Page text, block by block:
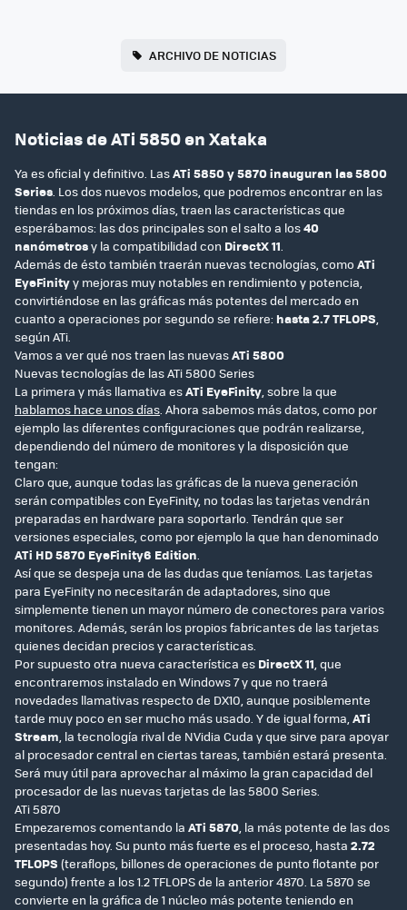
ARCHIVO DE NOTICIAS
Noticias de ATi 5850 en Xataka
Ya es oficial y definitivo. LasATi 5850 y 5870 inauguran las 5800
Series. Los dos nuevos modelos, que podremos encontrar en las
tiendas en los próximos días, traen las características que
esperábamos: las dos principales son el salto a los40
nanómetrosy la compatibilidad con DirectX 11.
Además de ésto también traerán nuevas tecnologías, como ATi
EyeFinityy mejoras muy notables en rendimiento y potencia,
convirtiéndose en las gráficas más potentes del mercado en
cuanto a operaciones por segundo se refiere: hasta 2.7 TFLOPS,
según ATi.
Vamos a ver qué nos traen las nuevasATi 5800
Nuevas tecnologías de las ATi 5800 Series
La primera y más llamativa esATi EyeFinity, sobre la que
hablamos hace unos días. Ahora sabemos más datos, como por
ejemplo las diferentes configuraciones que podrán realizarse,
dependiendo del número de monitores y la disposición que
tengan:
Claro que, aunque todas las gráficas de la nueva generación
serán compatibles con EyeFinity, no todas las tarjetas vendrán
preparadas en hardware para soportarlo. Tendrán que ser
versiones especiales, como por ejemplo la que han denominado
ATi HD 5870 EyeFinity6 Edition.
Así que se despeja una de las dudas que teníamos. Las tarjetas
para EyeFinity no necesitarán de adaptadores, sino que
simplemente tienen un mayor número de conectores para varios
monitores. Además, serán los propios fabricantes de las tarjetas
quienes decidan precios y características.
Por supuesto otra nueva característica es DirectX 11, que
encontraremos instalado en Windows 7 y que no traerá
novedades llamativas respecto de DX10, aunque posiblemente
tarde muy poco en ser mucho más usado. Y de igual forma,ATi
Stream, la tecnología rival de NVidia Cuda y que sirve para apoyar
al procesador central en ciertas tareas, también estará presenta.
Será muy útil para aprovechar al máximo la gran capacidad del
procesador de las nuevas tarjetas de las 5800 Series.
ATi 5870
Empezaremos comentando la ATi 5870, la más potente de las dos
presentadas hoy. Su punto más fuerte es el proceso, hasta 2.72
TFLOPS (teraflops, billones de operaciones de punto flotante por
segundo) frente a los 1.2 TFLOPS de la anterior 4870. La 5870 se
convierte en la gráfica de 1 núcleo más potente teniendo en